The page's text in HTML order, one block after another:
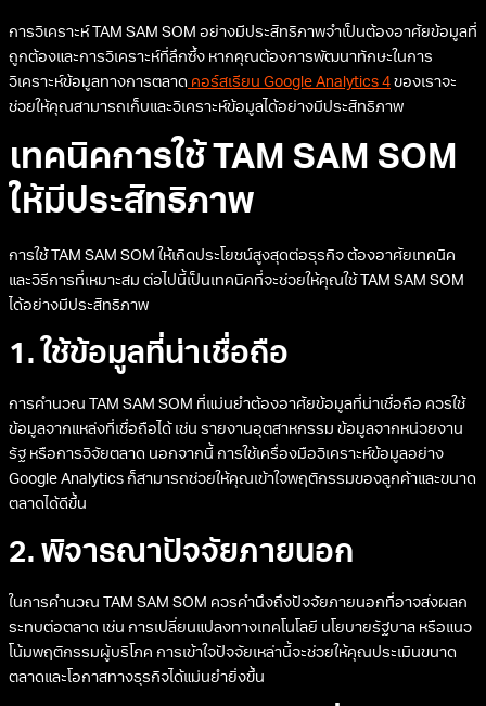
การวิเคราะห์ TAM SAM SOM อย่างมีประสิทธิภาพจำเป็นต้องอาศัยข้อมูลที่
ถูกต้องและการวิเคราะห์ที่ลึกซึ้ง หากคุณต้องการพัฒนาทักษะในการ
วิเคราะห์ข้อมูลทางการตลาด คอร์สเรียน Google Analytics 4 ของเราจะ
ช่วยให้คุณสามารถเก็บและวิเคราะห์ข้อมูลได้อย่างมีประสิทธิภาพ
เทคนิคการใช้ TAM SAM SOM
ให้มีประสิทธิภาพ
การใช้ TAM SAM SOM ให้เกิดประโยชน์สูงสุดต่อธุรกิจ ต้องอาศัยเทคนิค
และวิธีการที่เหมาะสม ต่อไปนี้เป็นเทคนิคที่จะช่วยให้คุณใช้ TAM SAM SOM
ได้อย่างมีประสิทธิภาพ
1. ใช้ข้อมูลที่น่าเชื่อถือ
การคำนวณ TAM SAM SOM ที่แม่นยำต้องอาศัยข้อมูลที่น่าเชื่อถือ ควรใช้
ข้อมูลจากแหล่งที่เชื่อถือได้ เช่น รายงานอุตสาหกรรม ข้อมูลจากหน่วยงาน
รัฐ หรือการวิจัยตลาด นอกจากนี้ การใช้เครื่องมือวิเคราะห์ข้อมูลอย่าง
Google Analytics ก็สามารถช่วยให้คุณเข้าใจพฤติกรรมของลูกค้าและขนาด
ตลาดได้ดีขึ้น
2. พิจารณาปัจจัยภายนอก
ในการคำนวณ TAM SAM SOM ควรคำนึงถึงปัจจัยภายนอกที่อาจส่งผลก
ระทบต่อตลาด เช่น การเปลี่ยนแปลงทางเทคโนโลยี นโยบายรัฐบาล หรือแนว
โน้มพฤติกรรมผู้บริโภค การเข้าใจปัจจัยเหล่านี้จะช่วยให้คุณประเมินขนาด
ตลาดและโอกาสทางธุรกิจได้แม่นยำยิ่งขึ้น